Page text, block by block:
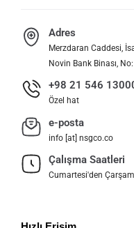
Adres
Merzdaran Caddesi,
Novin Bank Binası,
+98 21 546
Özel hat
e-posta
info [at] nsgco.co
Çalışma Saatleri
Cumartesi'den